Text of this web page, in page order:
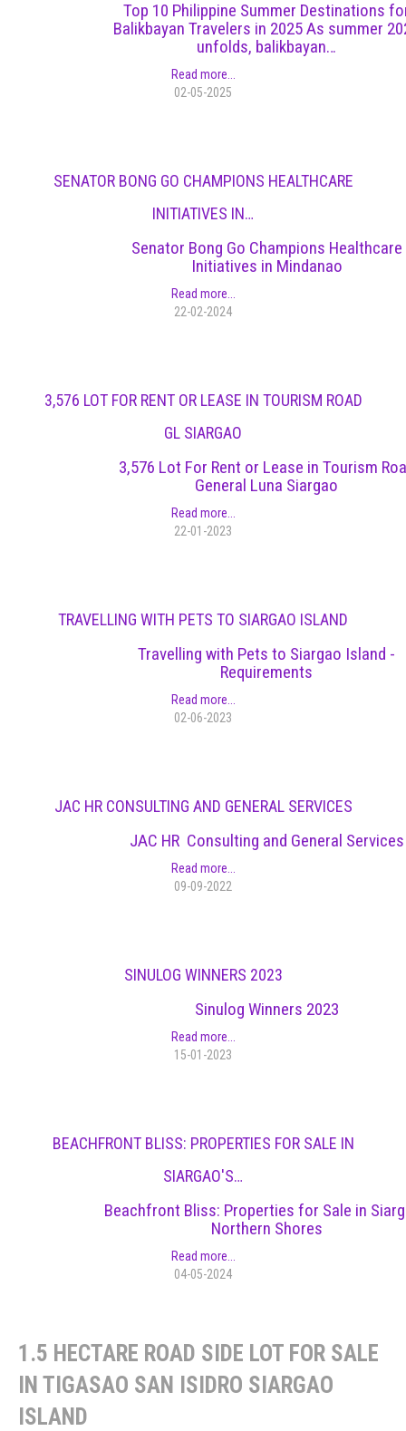
Top 10 Philippine Summer Destinations
Balikbayan Travelers in 2025 As summer
unfolds, balikbayan…
Read more...
02-05-2025
SENATOR BONG GO CHAMPIONS HEALTHCARE
INITIATIVES IN…
Senator Bong Go Champions Healthcare
Initiatives in Mindanao
Read more...
22-02-2024
3,576 LOT FOR RENT OR LEASE IN TOURISM ROAD
GL SIARGAO
3,576 Lot For Rent or Lease in Tourism
General Luna Siargao
Read more...
22-01-2023
TRAVELLING WITH PETS TO SIARGAO ISLAND
Travelling with Pets to Siargao Island -
Requirements
Read more...
02-06-2023
JAC HR CONSULTING AND GENERAL SERVICES
JAC HR Consulting and General Services
Read more...
09-09-2022
SINULOG WINNERS 2023
Sinulog Winners 2023
Read more...
15-01-2023
BEACHFRONT BLISS: PROPERTIES FOR SALE IN
SIARGAO'S…
Beachfront Bliss: Properties for Sale in
Northern Shores
Read more...
04-05-2024
1.5 HECTARE ROAD SIDE LOT FOR SALE
IN TIGASAO SAN ISIDRO SIARGAO
ISLAND